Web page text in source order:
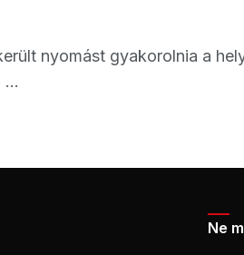
nyomást gyakorolnia a
Ne